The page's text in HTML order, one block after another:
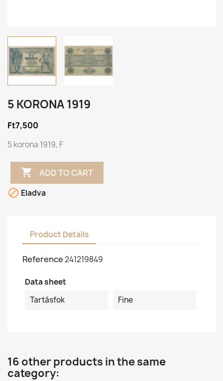
5 KORONA 1919
Ft7,500
5 korona 1919, F
 ADD TO CART
 Eladva
Product Details
Reference241219849
Data sheet
Tartásfok
Fine
16 other products in the same
category: